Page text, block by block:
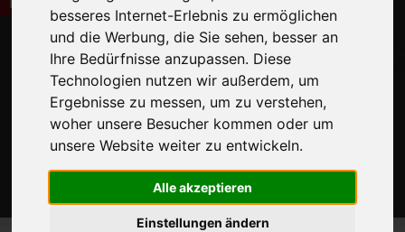
besseres Internet-Erlebnis zu ermöglichen
und die Werbung, die Sie sehen, besser an
Ihre Bedürfnisse anzupassen. Diese
Technologien nutzen wir außerdem, um
Ergebnisse zu messen, um zu verstehen,
woher unsere Besucher kommen oder um
unsere Website weiter zu entwickeln.
Alle akzeptieren
Einstellungen ändern
Bamberg News